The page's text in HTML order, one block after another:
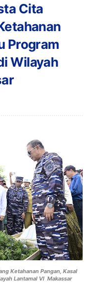
Cita
Program
Wilayah
Ketahanan Pangan, Kasal
Lantamal VI Makassar